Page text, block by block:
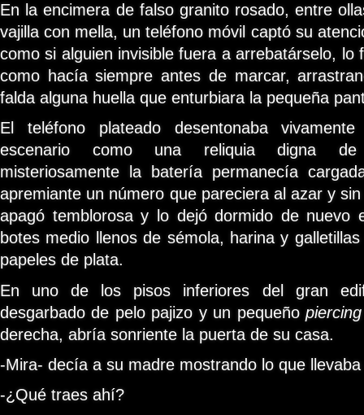
En la encimera de falso granito rosado, entre
vajilla con mella, un teléfono móvil captó su
como si alguien invisible fuera a arrebatárselo, lo
como hacía siempre antes de marcar,
falda alguna huella que enturbiara la pequeña
El teléfono plateado desentonaba
escenario como una reliquia digna de
misteriosamente la batería permanecía
apremiante un número que pareciera al azar y
apagó temblorosa y lo dejó dormido de nuevo
botes medio llenos de sémola, harina y
papeles de plata.
En uno de los pisos inferiores del gran
desgarbado de pelo pajizo y un pequeñopiercing
derecha, abría sonriente la puerta de su casa.
-Mira- decía a su madre mostrando lo que
-¿Qué traes ahí?